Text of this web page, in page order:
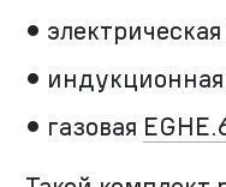
электрическая
индукционная
газовая